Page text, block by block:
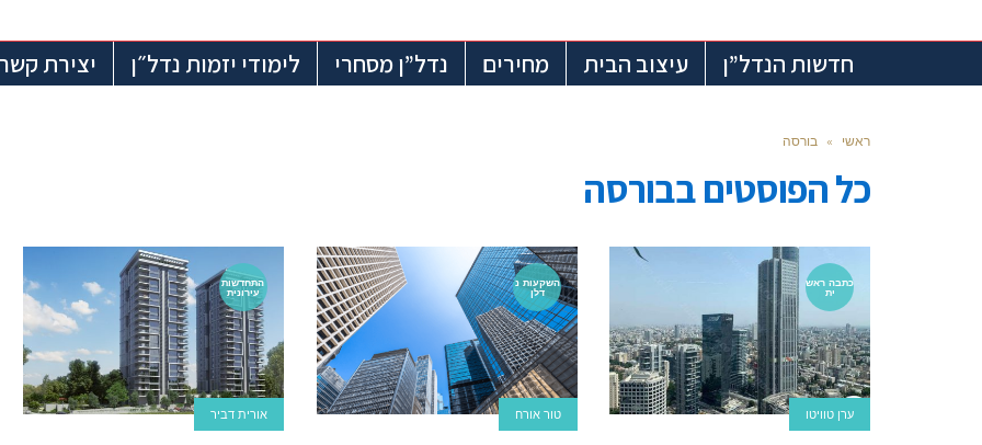
חדשות הנדל”ן עיצוב הבית מחירים נדל”ן מסחרי לימודי יזמות נדל״ן יצירת קשר
ראשי » בורסה
כל הפוסטים בבורסה
כתבה ראש
ית
ערן טוויטו
השקעות נ
דלן
טור אורח
התחדשות
עירונית
אורית דביר